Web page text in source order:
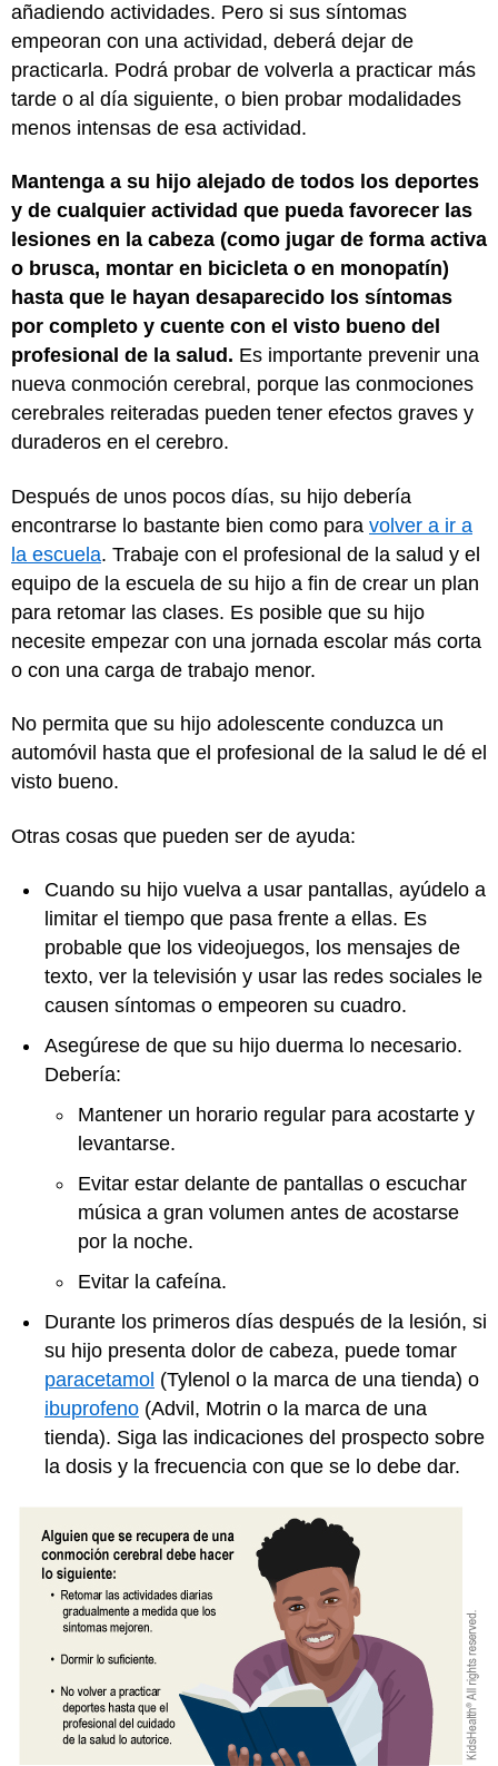
añadiendo actividades. Pero si sus síntomas
empeoran con una actividad, deberá dejar de
practicarla. Podrá probar de volverla a practicar más
tarde o al día siguiente, o bien probar modalidades
menos intensas de esa actividad.
Mantenga a su hijo alejado de todos los deportes
y de cualquier actividad que pueda favorecer las
lesiones en la cabeza (como jugar de forma activa
o brusca, montar en bicicleta o en monopatín)
hasta que le hayan desaparecido los síntomas
por completo y cuente con el visto bueno del
profesional de la salud. Es importante prevenir una
nueva conmoción cerebral, porque las conmociones
cerebrales reiteradas pueden tener efectos graves y
duraderos en el cerebro.
Después de unos pocos días, su hijo debería
encontrarse lo bastante bien como para volver a ir a
la escuela. Trabaje con el profesional de la salud y el
equipo de la escuela de su hijo a fin de crear un plan
para retomar las clases. Es posible que su hijo
necesite empezar con una jornada escolar más corta
o con una carga de trabajo menor.
No permita que su hijo adolescente conduzca un
automóvil hasta que el profesional de la salud le dé el
visto bueno.
Otras cosas que pueden ser de ayuda:
Cuando su hijo vuelva a usar pantallas, ayúdelo a
limitar el tiempo que pasa frente a ellas. Es
probable que los videojuegos, los mensajes de
texto, ver la televisión y usar las redes sociales le
causen síntomas o empeoren su cuadro.
Asegúrese de que su hijo duerma lo necesario.
Debería:
Mantener un horario regular para acostarte y
levantarse.
Evitar estar delante de pantallas o escuchar
música a gran volumen antes de acostarse
por la noche.
Evitar la cafeína.
Durante los primeros días después de la lesión, si
su hijo presenta dolor de cabeza, puede tomar
paracetamol (Tylenol o la marca de una tienda) o
ibuprofeno (Advil, Motrin o la marca de una
tienda). Siga las indicaciones del prospecto sobre
la dosis y la frecuencia con que se lo debe dar.